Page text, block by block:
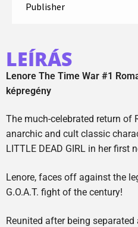
Publisher
LEÍRÁS
Lenore The Time War #1
képregény
The much-celebrated return of
anarchic and cult classic
LITTLE DEAD GIRL in her first
Lenore, faces off against the
G.O.A.T. fight of the century!
Reunited after being